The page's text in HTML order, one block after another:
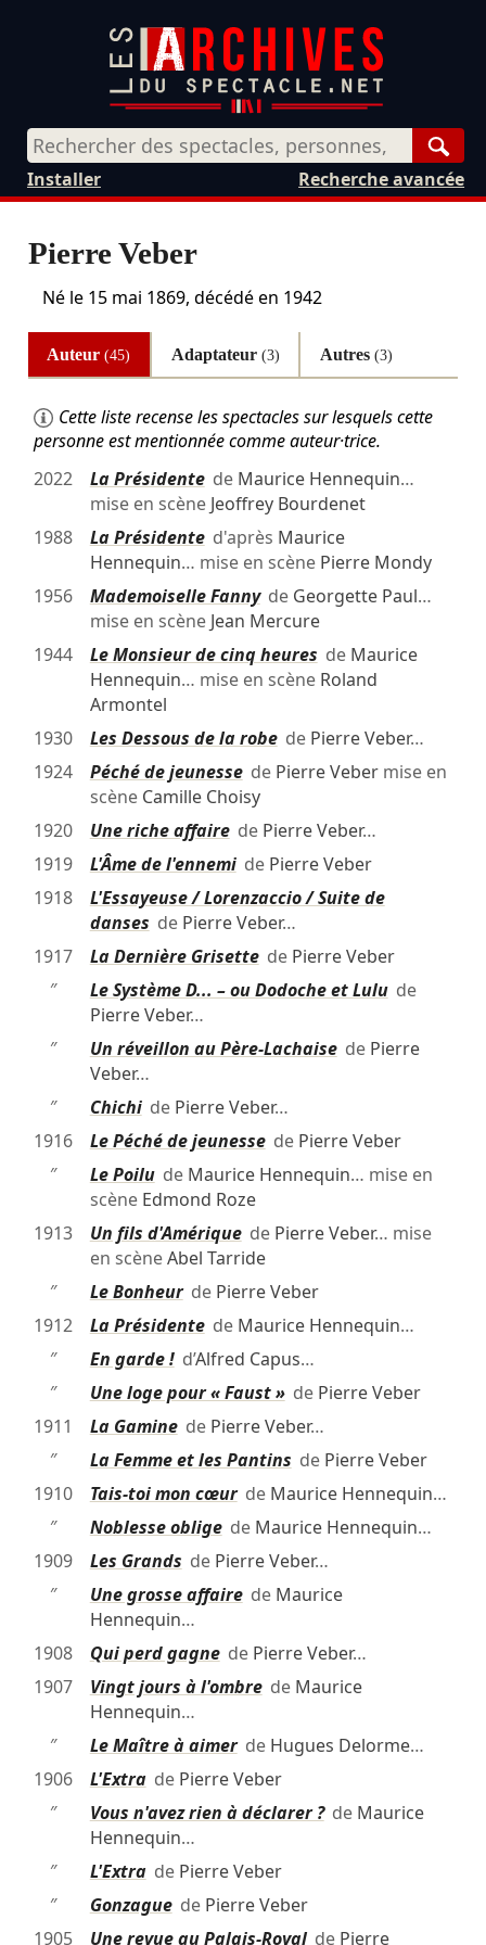
Recherche avancée
Installer
Pierre Veber
Né le 15 mai 1869, décédé en 1942
Auteur(45) Adaptateur (3) Autres(3)
Cette liste recense les spectacles sur lesquels cette
personne est mentionnée comme auteur·trice.
2022
La Présidentede Maurice Hennequin…
mise en scène Jeoffrey Bourdenet
1988
La Présidented'après Maurice
Hennequin… mise en scène Pierre Mondy
1956
Mademoiselle Fannyde Georgette Paul…
mise en scène Jean Mercure
1944
Le Monsieur de cinq heures de Maurice
Hennequin… mise en scène Roland
Armontel
1930
Les Dessous de la robede Pierre Veber…
1924
Péché de jeunessede Pierre Vebermise en
scène Camille Choisy
1920
Une riche affairede Pierre Veber…
1919
L'Âme de l'ennemide Pierre Veber
1918
L'Essayeuse / Lorenzaccio / Suite de
danses de Pierre Veber…
1917
La Dernière Grisettede Pierre Veber
″
Le Système D... – ou Dodoche et Lulude
Pierre Veber…
″
Un réveillon au Père-Lachaisede Pierre
Veber…
″
Chichide Pierre Veber…
1916
Le Péché de jeunessede Pierre Veber
″
Le Poilude Maurice Hennequin… mise en
scène Edmond Roze
1913
Un fils d'Amériquede Pierre Veber… mise
en scèneAbel Tarride
″
Le Bonheurde Pierre Veber
1912
La Présidentede Maurice Hennequin…
″
En garde !d’Alfred Capus…
″
Une loge pour « Faust »de Pierre Veber
1911
La Gaminede Pierre Veber…
″
La Femme et les Pantins de Pierre Veber
1910
Tais-toi mon cœurde Maurice Hennequin…
″
Noblesse obligede Maurice Hennequin…
1909
Les Grands de Pierre Veber…
″
Une grosse affairede Maurice
Hennequin…
1908
Qui perd gagnede Pierre Veber…
1907
Vingt jours à l'ombrede Maurice
Hennequin…
″
Le Maître à aimerde Hugues Delorme…
1906
L'Extrade Pierre Veber
″
Vous n'avez rien à déclarer ?de Maurice
Hennequin…
″
L'Extrade Pierre Veber
″
Gonzaguede Pierre Veber
1905
Une revue au Palais-Royalde Pierre